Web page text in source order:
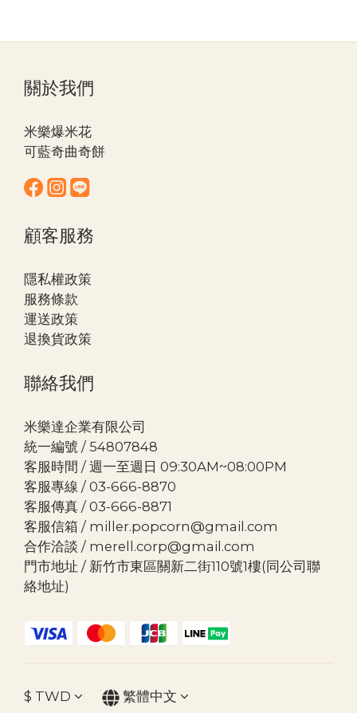
關於我們
米樂爆米花
可藍奇曲奇餅
顧客服務
隱私權政策
服務條款
運送政策
退換貨政策
聯絡我們
米樂達企業有限公司
統一編號 / 54807848
客服時間 / 週一至週日 09:30AM~08:00PM
客服專線 / 03-666-8870
客服傳真 / 03-666-8871
客服信箱 / miller.popcorn@gmail.com
合作洽談 / merell.corp@gmail.com
門市地址 / 新竹市東區關新二街110號1樓(同公司聯
絡地址)
$ TWD 繁體中文